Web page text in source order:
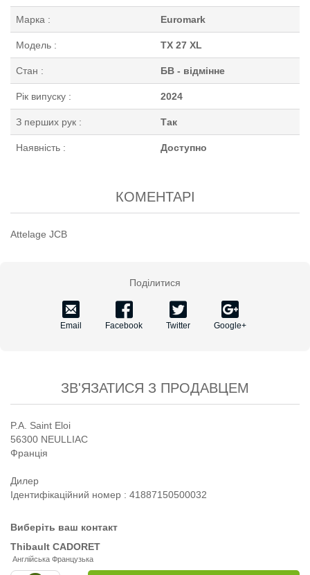
Марка : Euromark
Модель : TX 27 XL
Стан : БВ - відмінне
Рік випуску : 2024
З перших рук : Так
Наявність : Доступно
КОМЕНТАРІ
Attelage JCB
Поділитися
Email Facebook Twitter Google+
ЗВ'ЯЗАТИСЯ З ПРОДАВЦЕМ
P.A. Saint Eloi
56300 NEULLIAC
Франція
Дилер
Iдентифікаційний номер : 41887150500032
Виберіть ваш контакт
Thibault CADORET
Англійська Французька